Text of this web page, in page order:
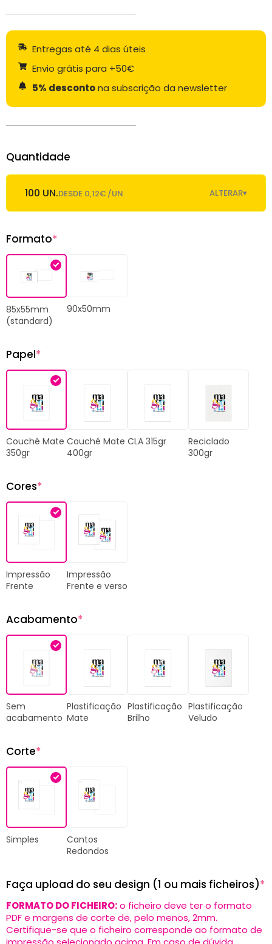
Entregas até 4 dias úteis
Envio grátis para +50€
5% descontona subscrição da newsletter
Quantidade
100 UN.DESDE 0,12€ /UN. ALTERAR▾
Formato*
85x55mm
(standard)
90x50mm
Papel*
Couché Mate
350gr
Couché Mate
400gr
CLA 315gr
Reciclado
300gr
Cores*
Impressão
Frente
Impressão
Frente e verso
Acabamento*
Sem
acabamento
Plastificação
Mate
Plastificação
Brilho
Plastificação
Veludo
Corte*
Simples
Cantos
Redondos
Faça upload do seu design (1 ou mais ficheiros)*
FORMATO DO FICHEIRO:o ficheiro deve ter o formato
PDF e margens de corte de, pelo menos, 2mm.
Certifique-se que o ficheiro corresponde ao formato de